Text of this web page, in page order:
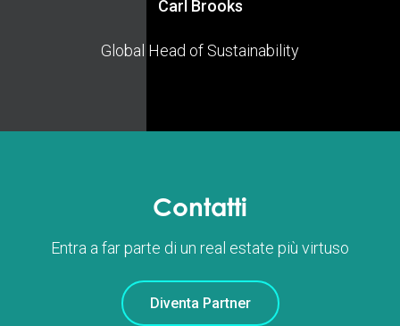
Carl Brooks
Global Head of Sustainability
Contatti
Entra a far parte di un real estate più virtuso
Diventa Partner